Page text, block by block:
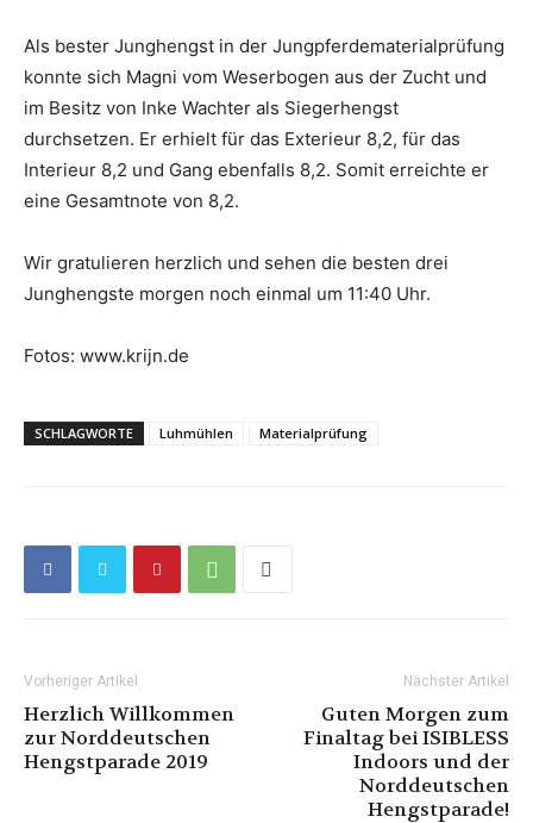
Als bester Junghengst in der Jungpferdematerialprüfung
konnte sich Magni vom Weserbogen aus der Zucht und
im Besitz von Inke Wachter als Siegerhengst
durchsetzen. Er erhielt für das Exterieur 8,2, für das
Interieur 8,2 und Gang ebenfalls 8,2. Somit erreichte er
eine Gesamtnote von 8,2.
Wir gratulieren herzlich und sehen die besten drei
Junghengste morgen noch einmal um 11:40 Uhr.
Fotos: www.krijn.de
SCHLAGWORTE Luhmühlen Materialprüfung
Vorheriger Artikel
Herzlich Willkommen
zur Norddeutschen
Hengstparade 2019
Nächster Artikel
Guten Morgen zum
Finaltag bei ISIBLESS
Indoors und der
Norddeutschen
Hengstparade!